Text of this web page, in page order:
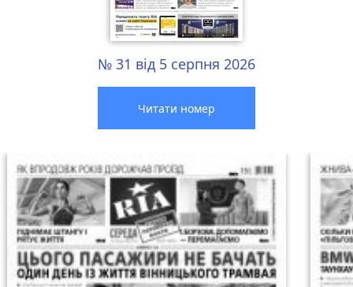
№ 31 від 5 серпня 2026
Читати номер